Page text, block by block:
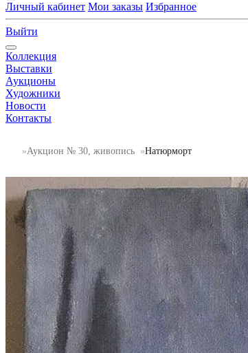
Личный кабинет Мои заказы Избранное
Выйти
Коллекция
Выставки
Аукционы
Художники
Новости
Контакты
Аукцион № 30, живопись Натюрморт